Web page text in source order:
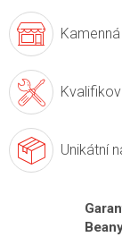
Unikátní